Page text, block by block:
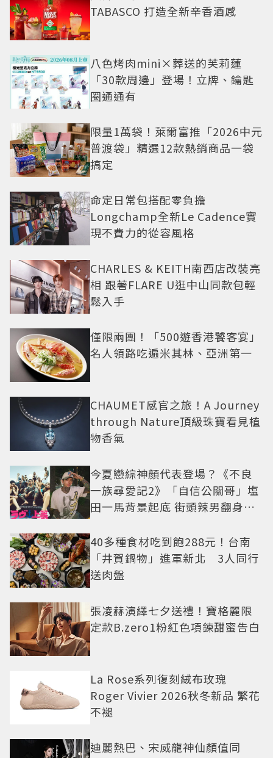
TABASCO 打造全新辛香酒感
八色烤肉mini×葬送的芙莉蓮
「30款周邊」登場！立牌、鑰匙
圈通通有
限量1萬袋！萊爾富推「2026中元
普渡袋」精選12款熱銷商品一袋
搞定
命定日常包搭配零負擔
Longchamp全新Le Cadence實
現不費力的從容風格
CHARLES & KEITH南西店改裝亮
相 跟著FLARE U逛中山同款包輕
鬆入手
僅限兩團！「500遊香港饕客宴」
名人領路吃遍米其林、亞洲第一
CHAUMET感官之旅！A Journey
through Nature頂級珠寶看見植
物香氣
今夏戀綜神顏代表登場？《不良
一族尋愛記2》「自信公關哥」塩
田一馬背景起底 街頭辣男翻身當
40多種食材吃到飽288元！台南
「井賀鍋物」進軍新北 3人同行
送肉盤
張凌赫演繹七夕送禮！寶格麗限
定款B.zero1粉紅色項鍊甜蜜告白
La Rose系列復刻絨布玫瑰
Roger Vivier 2026秋冬新品 繁花
不褪
迪麗熱巴、宋威龍神仙顏值同